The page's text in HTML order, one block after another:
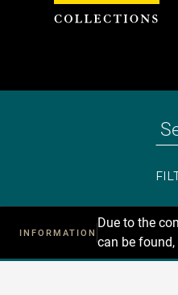
INFORMATION
Due to the
can be
Recherche
Cookies management panel